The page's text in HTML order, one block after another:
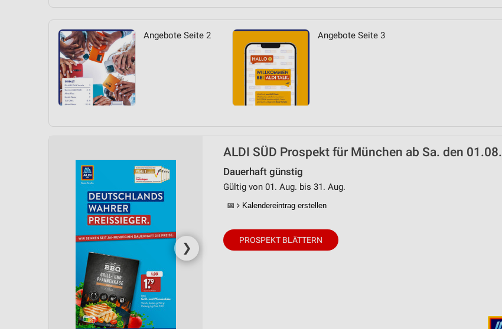
Angebote Seite 2 Angebote Seite 3
❯
ALDI SÜD Prospekt für München ab Sa. den 01.08.
Dauerhaft günstig
Gültig von 01. Aug. bis 31. Aug.
📅 Kalendereintrag erstellen
PROSPEKT BLÄTTERN